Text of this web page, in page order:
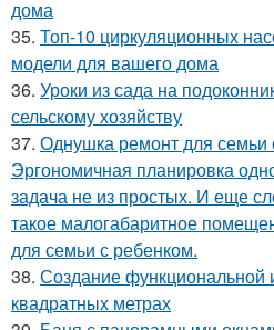
дома
35. Топ-10 циркуляционных
модели для вашего дома
36. Уроки из сада на
сельскому хозяйству
37. Однушка ремонт для семьи
Эргономичная планировка
задача не из простых. И еще
такое малогабаритное
для семьи с ребенком.
38. Создание функциональной
квадратных метрах